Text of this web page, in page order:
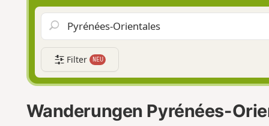
Filter NEU
Wanderungen Pyrénées-